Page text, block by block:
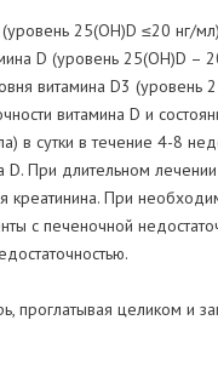
25(ОН)D ≤20 нг/
D (уровень 25(ОН)D
витамина D3
витамина D и
в сутки в течение 4-8
При длительном
креатинина. При
с печеночной
проглатывая целиком